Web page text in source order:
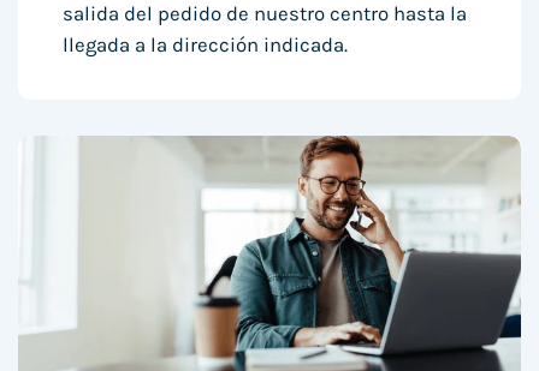
salida del pedido de nuestro centro hasta la
llegada a la dirección indicada.